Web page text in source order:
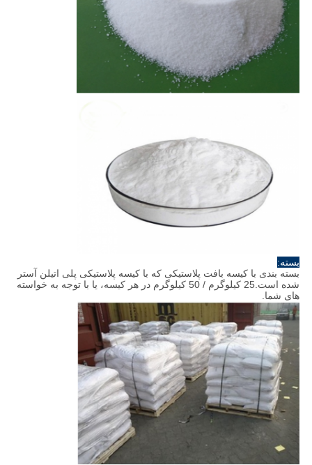
بسته:
بسته بندی با کیسه بافت پلاستیکی که با کیسه پلاستیکی پلی اتیلن آستر
شده است.25 کیلوگرم / 50 کیلوگرم در هر کیسه، یا با توجه به خواسته
های شما.